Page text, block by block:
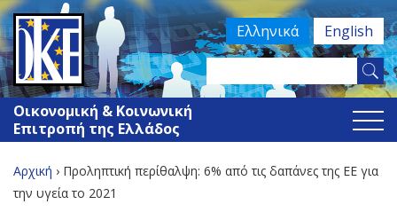
Jump
to
navigation
Οικονομική & Κοινωνική
Επιτροπή της Ελλάδος
Ελληνικά English
Φόρμα
this
Είστε
Αρχική › Προληπτική περίθαλψη: 6% από τις δαπάνες της ΕΕ για
την υγεία το 2021